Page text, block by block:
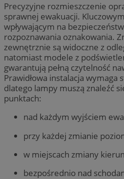
Precyzyjne rozmieszczenie
sprawnej ewakuacji.
wpływającym na
rozpoznawania oznakowania.
zewnętrznie są widoczne z
natomiast modele z
gwarantują pełną czytelność
Prawidłowa instalacja wymaga
dlatego lampy muszą znaleźć
punktach:
nad każdym wyjściem
przy każdej zmianie
w miejscach zmiany
bezpośrednio nad